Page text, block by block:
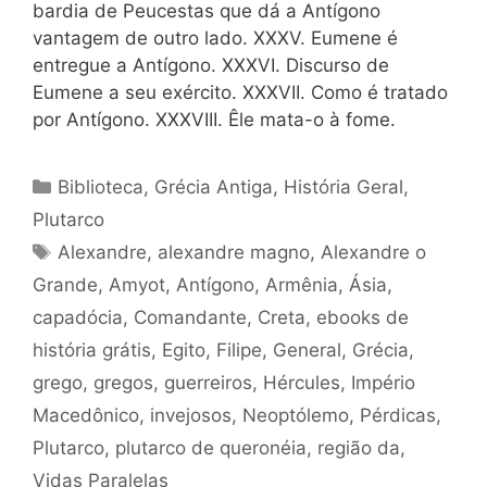
bardia de Peucestas que dá a Antígono
vantagem de outro lado. XXXV. Eumene é
entregue a Antígono. XXXVI. Discurso de
Eumene a seu exército. XXXVII. Como é tratado
por Antígono. XXXVIII. Êle mata-o à fome.
Categorias
Biblioteca, Grécia Antiga, História Geral,
Plutarco
Tags
Alexandre, alexandre magno, Alexandre o
Grande, Amyot, Antígono, Armênia, Ásia,
capadócia, Comandante, Creta, ebooks de
história grátis, Egito, Filipe, General, Grécia,
grego, gregos, guerreiros, Hércules, Império
Macedônico, invejosos, Neoptólemo, Pérdicas,
Plutarco, plutarco de queronéia, região da,
Vidas Paralelas